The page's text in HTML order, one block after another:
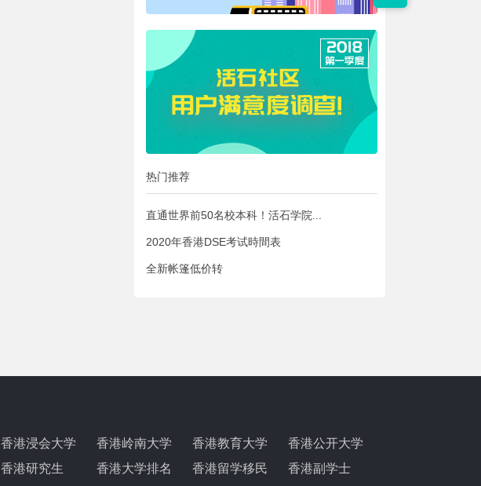
热门推荐
直通世界前50名校本科！活石学院...
2020年香港DSE考试時間表
全新帐篷低价转
香港浸会大学 香港岭南大学 香港教育大学
香港公开大学
香港研究生 香港大学排名 香港留学移民
香港副学士